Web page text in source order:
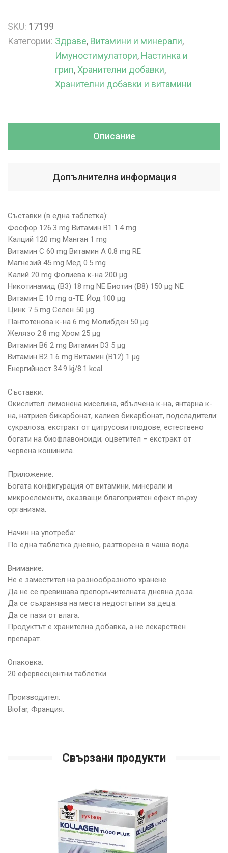
SKU: 17199
Категории: Здраве, Витамини и минерали,
Имуностимулатори, Настинка и
грип, Хранителни добавки,
Хранителни добавки и витамини
Описание
Допълнителна информация
Съставки (в една таблетка):
Фосфор 126.3 mg Витамин B1 1.4 mg
Калций 120 mg Манган 1 mg
Витамин C 60 mg Витамин A 0.8 mg RE
Магнезий 45 mg Мед 0.5 mg
Калий 20 mg Фолиева к-на 200 μg
Никотинамид (B3) 18 mg NE Биотин (B8) 150 μg NE
Витамин E 10 mg α-TE Йод 100 μg
Цинк 7.5 mg Селен 50 μg
Пантотенова к-на 6 mg Молибден 50 μg
Желязо 2.8 mg Хром 25 μg
Витамин B6 2 mg Витамин D3 5 μg
Витамин B2 1.6 mg Витамин (B12) 1 μg
Енергийност 34.9 kj/8.1 kcal
Съставки:
Окислител: лимонена киселина, ябълчена к-на, янтарна к-
на, натриев бикарбонат, калиев бикарбонат, подсладители:
сукралоза; екстракт от цитрусови плодове, естествено
богати на биофлавоноиди; оцветител – екстракт от
червена кошинила.
Приложение:
Богата конфигурация от витамини, минерали и
микроелементи, оказващи благоприятен ефект върху
организма.
Начин на употреба:
По една таблетка дневно, разтворена в чаша вода.
Внимание:
Не е заместител на разнообразното хранене.
Да не се превишава препоръчителната дневна доза.
Да се съхранява на места недостъпни за деца.
Да се пази от влага.
Продуктът е хранителна добавка, а не лекарствен
препарат.
Опаковка:
20 ефервесцентни таблетки.
Производител:
Biofar, Франция.
Свързани продукти